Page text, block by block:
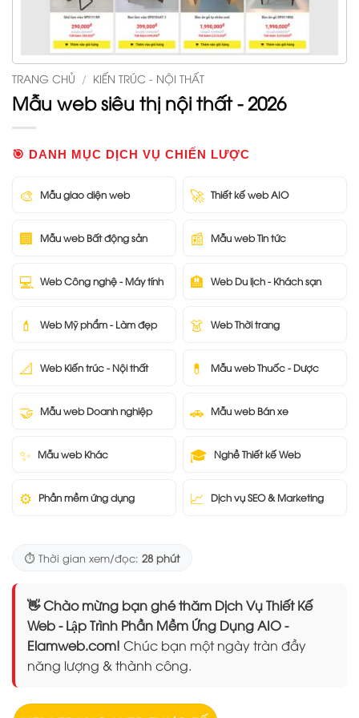
TRANG CHỦ / KIẾN TRÚC - NỘI THẤT
Mẫu web siêu thị nội thất - 2026
🎯 DANH MỤC DỊCH VỤ CHIẾN LƯỢC
🎨 Mẫu giao diện web 🚀 Thiết kế web AIO
🏢 Mẫu web Bất động sản 📰 Mẫu web Tin tức
💻 Web Công nghệ - Máy tính 🏨 Web Du lịch - Khách sạn
💄 Web Mỹ phẩm - Làm đẹp 👗 Web Thời trang
📐 Web Kiến trúc - Nội thất 💊 Mẫu web Thuốc - Dược
🤝 Mẫu web Doanh nghiệp 🚗 Mẫu web Bán xe
✨ Mẫu web Khác 🎓 Nghề Thiết kế Web
⚙️ Phần mềm ứng dụng 📈 Dịch vụ SEO & Marketing
⏱️ Thời gian xem/đọc: 28 phút
👋 Chào mừng bạn ghé thăm Dịch Vụ Thiết Kế
Web - Lập Trình Phần Mềm Ứng Dụng AIO -
Elamweb.com! Chúc bạn một ngày tràn đầy
năng lượng & thành công.